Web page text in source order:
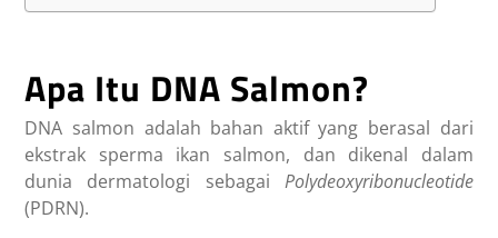
Apa Itu DNA Salmon?
DNA salmon adalah bahan aktif yang berasal dari
ekstrak sperma ikan salmon, dan dikenal dalam
dunia dermatologi sebagai Polydeoxyribonucleotide
(PDRN).